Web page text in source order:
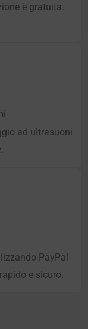
è gratuita.
ad ultrasuoni
PayPal
e sicuro.